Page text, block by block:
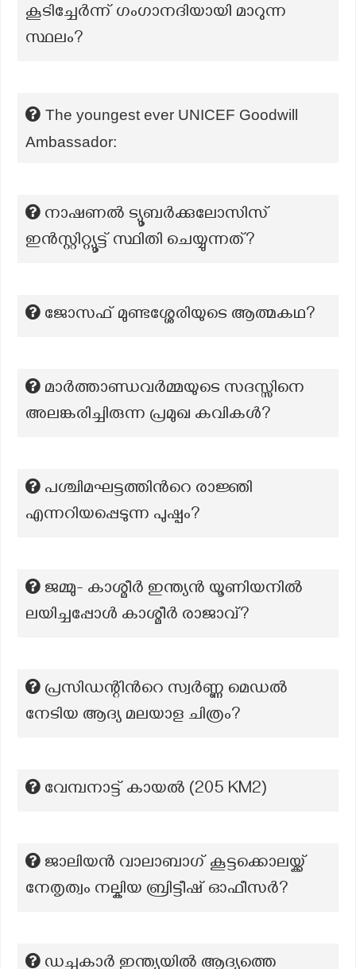
കൂടിച്ചേർന്ന് ഗംഗാനദിയായി മാറുന്ന
സ്ഥലം?
The youngest ever UNICEF Goodwill
Ambassador:
നാഷണൽ ട്യൂബർക്കുലോസിസ്
ഇൻസ്റ്റിറ്റ്യൂട്ട് സ്ഥിതി ചെയ്യുന്നത്?
ജോസഫ് മുണ്ടശ്ശേരിയുടെ ആത്മകഥ?
മാർത്താണ്ഡവർമ്മയുടെ സദസ്സിനെ
അലങ്കരിച്ചിരുന്ന പ്രമുഖ കവികൾ?
പശ്ചിമഘട്ടത്തിന്‍റെ രാജ്ഞി
എന്നറിയപ്പെടുന്ന പുഷ്പം?
ജമ്മു- കാശ്മീർ ഇന്ത്യൻ യൂണിയനിൽ
ലയിച്ചപ്പോൾ കാശ്മീർ രാജാവ്?
പ്രസിഡന്റിന്‍റെ സ്വർണ്ണ മെഡൽ
നേടിയ ആദ്യ മലയാള ചിത്രം?
വേമ്പനാട്ട് കായൽ (205 KM2)
ജാലിയൻ വാലാബാഗ് കൂട്ടക്കൊലയ്ക്ക്
നേതൃത്വം നല്കിയ ബ്രിട്ടീഷ് ഓഫീസർ?
ഡച്ചുകാർ ഇന്ത്യയിൽ ആദ്യത്തെ